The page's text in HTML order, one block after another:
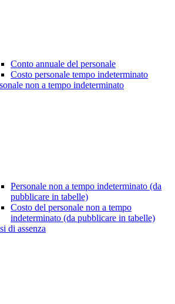
Conto annuale del personale
Costo personale tempo indeterminato
non a tempo indeterminato
Personale non a tempo indeterminato (da
pubblicare in tabelle)
Costo del personale non a tempo
indeterminato (da pubblicare in tabelle)
di assenza